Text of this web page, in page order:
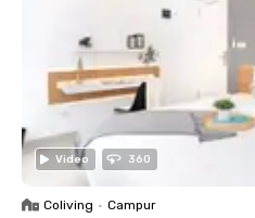
Video 360
Coliving • Campur